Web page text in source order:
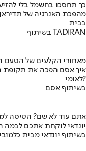
כך תחסכו בחשמל בלי
מהפכת האנרגיה של
בבית
בשיתוף TADIRAN
מאחורי הקלעים של הטעם
לאומי?
בשיתוף אסם
אתם עוד לא שם? הטיסה
יונדאי לוקחת אתכם לבמה
בשיתוף יונדאי מבית